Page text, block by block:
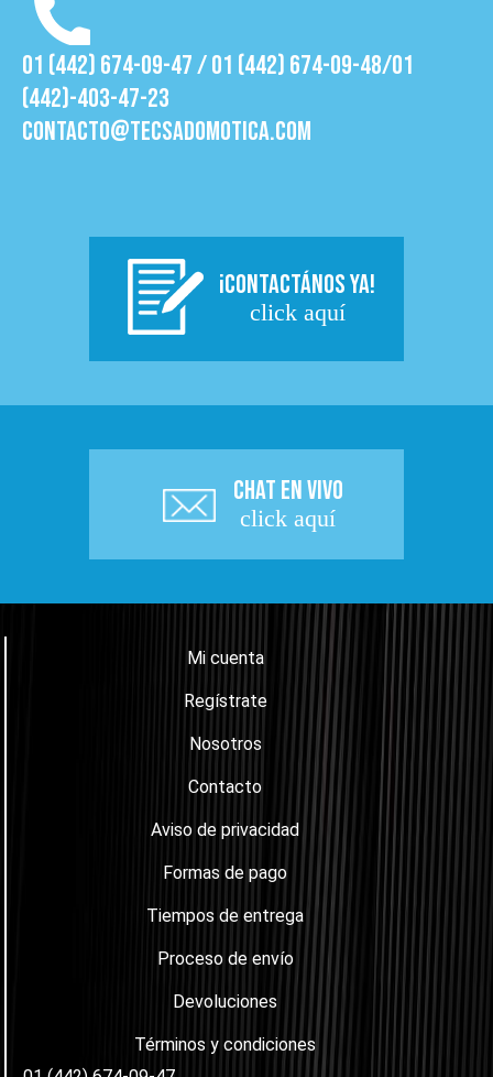
01 (442) 674-09-47 / 01 (442) 674-09-48/01
(442)-403-47-23
contacto@tecsadomotica.com
¡CONTACTÁNOS YA!
click aquí
CHAT EN VIVO
click aquí
Mi cuenta
Regístrate
Nosotros
Contacto
Aviso de privacidad
Formas de pago
Tiempos de entrega
Proceso de envío
Devoluciones
Términos y condiciones